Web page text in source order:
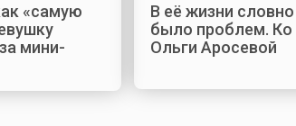
«самую
мини-
В её жизни
было проблем.
Ольги Аросевой